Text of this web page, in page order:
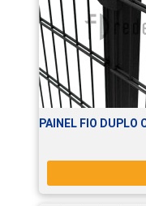
PAINEL FIO DUPLO